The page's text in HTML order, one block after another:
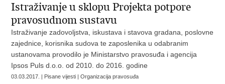
Istraživanje u sklopu Projekta potpore
pravosudnom sustavu
Istraživanje zadovoljstva, iskustava i stavova gradana, poslovne
zajednice, korisnika sudova te zaposlenika u odabranim
ustanovama provodilo je Ministarstvo pravosuđa i agencija
Ipsos Puls d.o.o. od 2010. do 2016. godine
03.03.2017. | Pisane vijesti | Organizacija pravosuđa